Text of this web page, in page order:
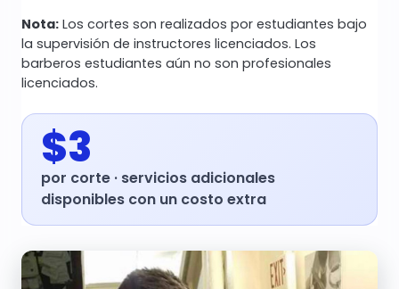
Nota: Los cortes son realizados por estudiantes bajo
la supervisión de instructores licenciados. Los
barberos estudiantes aún no son profesionales
licenciados.
$3
por corte · servicios adicionales
disponibles con un costo extra